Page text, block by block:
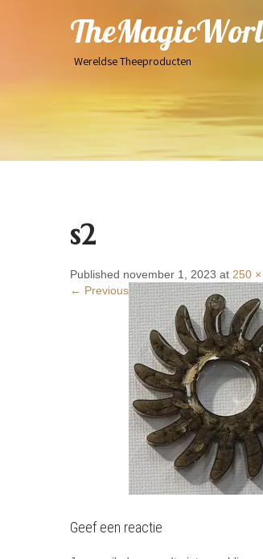
Wereldse Theeproducten
s2
Published november 1, 2023 at 250
← Previous
Geef een reactie